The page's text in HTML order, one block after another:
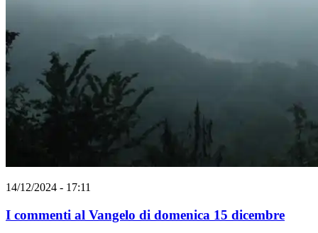
14/12/2024 - 17:11
I commenti al Vangelo di domenica 15 dicembre